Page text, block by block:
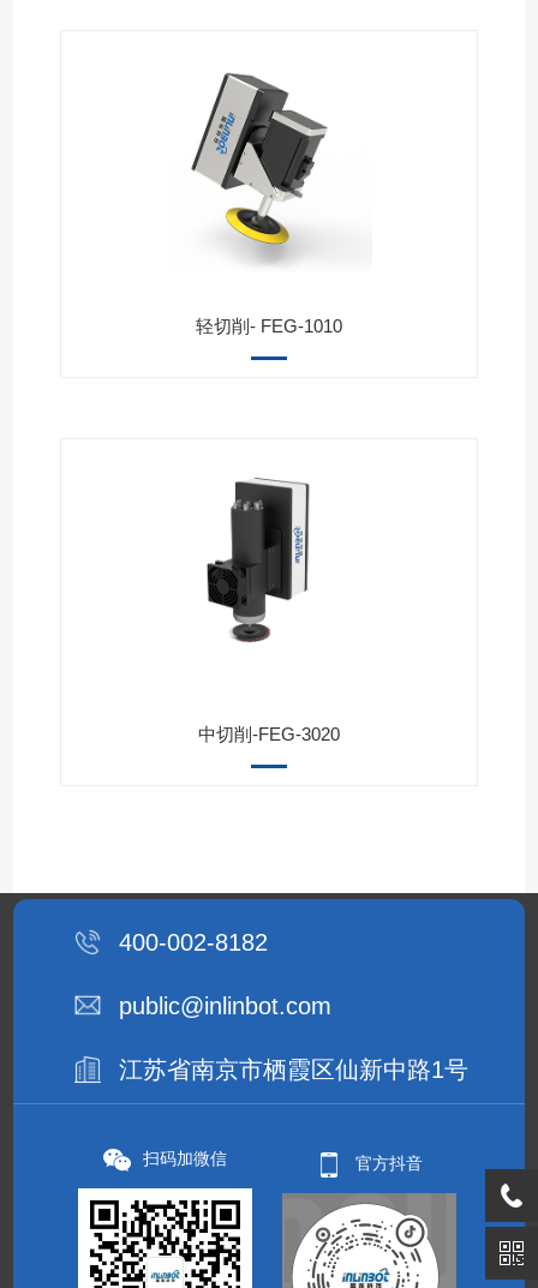
轻切削- FEG-1010
中切削-FEG-3020
400-002-8182
public@inlinbot.com
江苏省南京市栖霞区仙新中路1号
扫码加微信 官方抖音